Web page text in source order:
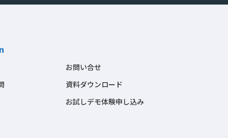
お問い合せ
資料ダウンロード
お試しデモ体験申し込み